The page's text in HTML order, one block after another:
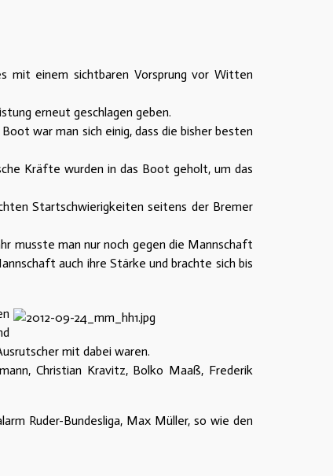
mit einem sichtbaren Vorsprung vor Witten
erneut geschlagen geben.
war man sich einig, dass die bisher besten
Kräfte wurden in das Boot geholt, um das
Startschwierigkeiten seitens der Bremer
musste man nur noch gegen die Mannschaft
auch ihre Stärke und brachte sich bis
mit dabei waren.
Christian Kravitz, Bolko Maaß, Frederik
Ruder-Bundesliga, Max Müller, so wie den